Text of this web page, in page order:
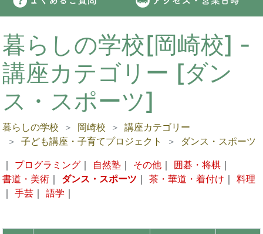
暮らしの学校[岡崎校] -
講座カテゴリー [ダン
ス・スポーツ]
暮らしの学校 岡崎校
講座カテゴリー
子ども講座・子育てプロジェクト
ダンス・スポーツ
｜ プログラミング ｜ 自然塾 ｜ その他 ｜ 囲碁・将棋 ｜
書道・美術 ｜ ダンス・スポーツ ｜ 茶・華道・着付け ｜ 料理
｜ 手芸 ｜ 語学 ｜